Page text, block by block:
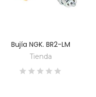
DESCUBRE
Bujía NGK. BR2-LM
Tienda